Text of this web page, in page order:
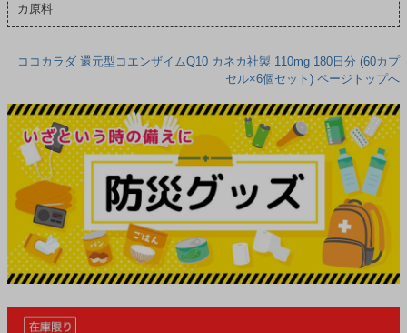
カ原料
ココカラダ 還元型コエンザイムQ10 カネカ社製 110mg 180日分 (60カプ
セル×6個セット) ページトップへ